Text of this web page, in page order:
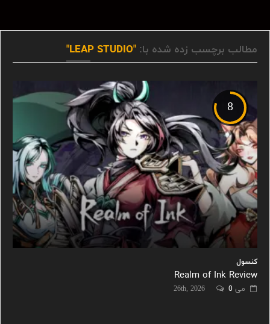
مطالب برچسب زده شده با: "LEAP STUDIO"
8
کنسول
Realm of Ink Review
می 26th, 2026 0